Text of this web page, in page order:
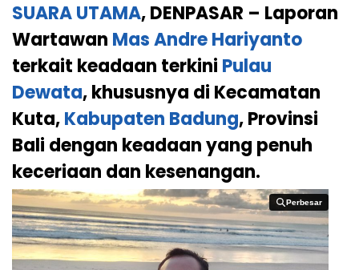
SUARA UTAMA, DENPASAR – Laporan
Wartawan Mas Andre Hariyanto
terkait keadaan terkini Pulau
Dewata, khususnya di Kecamatan
Kuta,Kabupaten Badung, Provinsi
Bali dengan keadaan yang penuh
keceriaan dan kesenangan.
Perbesar
Perbesar